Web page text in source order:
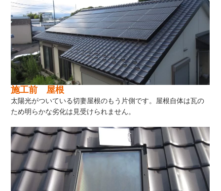
施工前 屋根
太陽光がついている切妻屋根のもう片側です。屋根自体は瓦の
ため明らかな劣化は見受けられません。